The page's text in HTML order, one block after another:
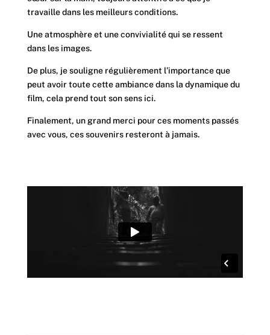
travaille dans les meilleurs conditions.
Une atmosphère et une convivialité qui se ressent
dans les images.
De plus, je souligne régulièrement l’importance que
peut avoir toute cette ambiance dans la dynamique du
film, cela prend tout son sens ici.
Finalement, un grand merci pour ces moments passés
avec vous, ces souvenirs resteront à jamais.